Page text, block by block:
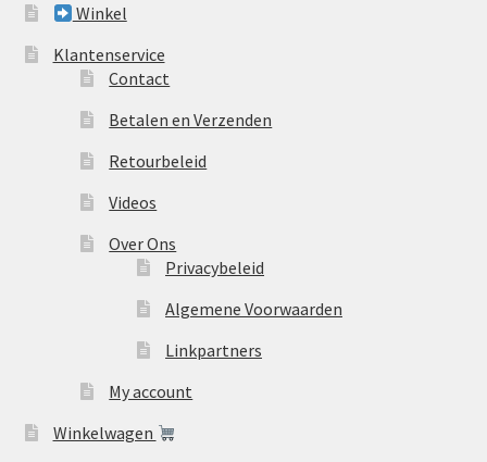
Winkel
Klantenservice
Contact
Betalen en Verzenden
Retourbeleid
Videos
Over Ons
Privacybeleid
Algemene Voorwaarden
Linkpartners
My account
Winkelwagen